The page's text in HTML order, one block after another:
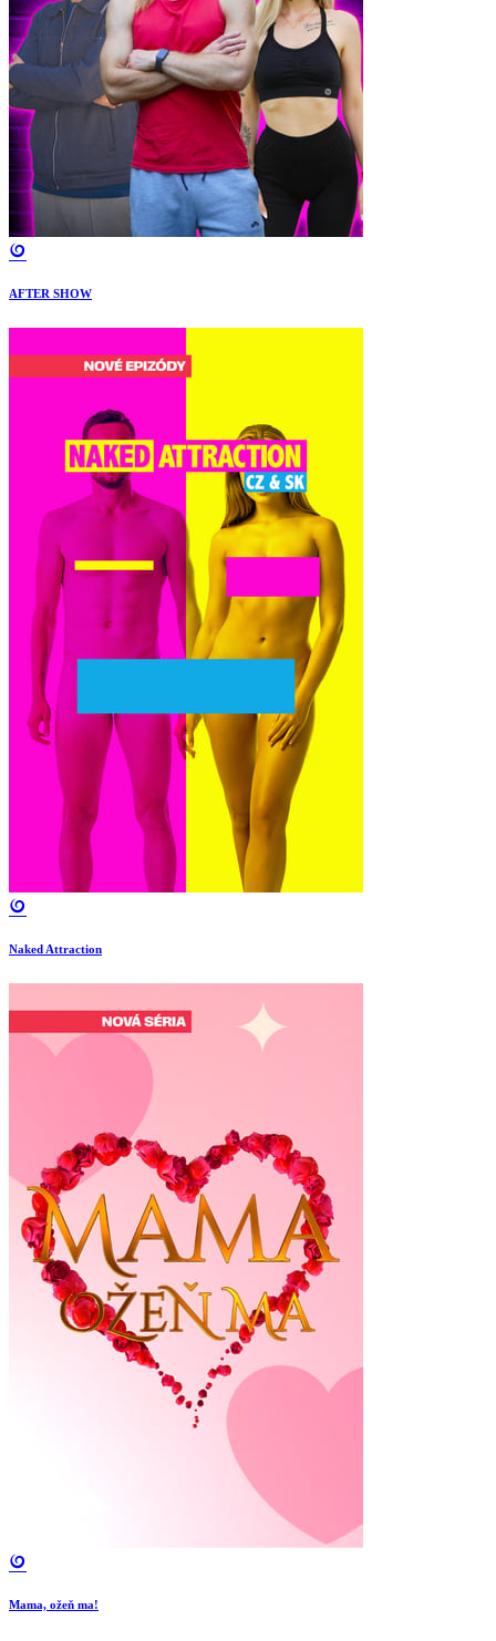
AFTER SHOW
Naked Attraction
Mama, ožeň ma!